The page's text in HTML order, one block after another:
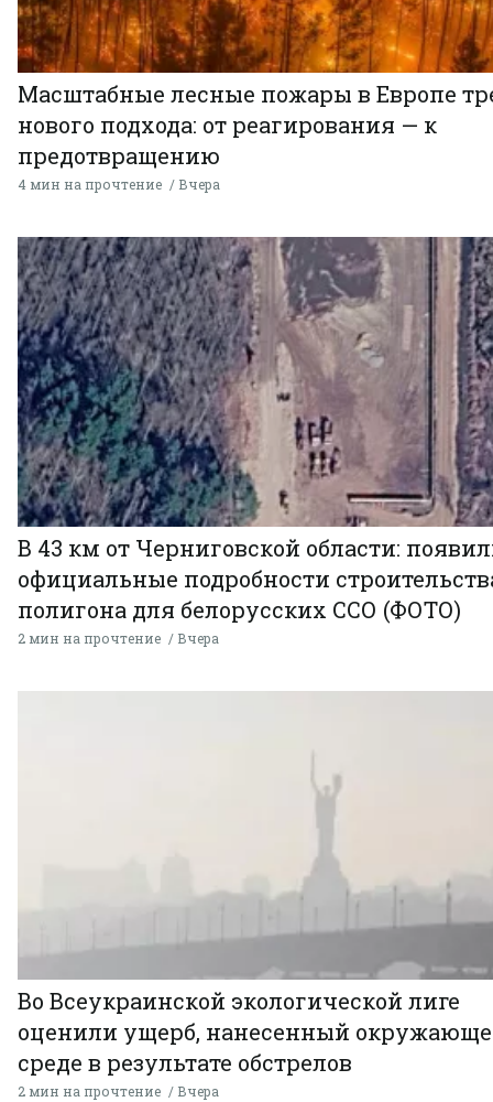
Масштабные лесные пожары в Европе
нового подхода: от реагирования — к
предотвращению
4 мин на прочтение Вчера
В 43 км от Черниговской области:
официальные подробности
полигона для белорусских ССО (ФОТО)
2 мин на прочтение Вчера
Во Всеукраинской экологической лиге
оценили ущерб, нанесенный
среде в результате обстрелов
2 мин на прочтение Вчера